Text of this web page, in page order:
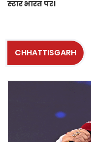
स्टार भारत पर।
CHHATTISGARH